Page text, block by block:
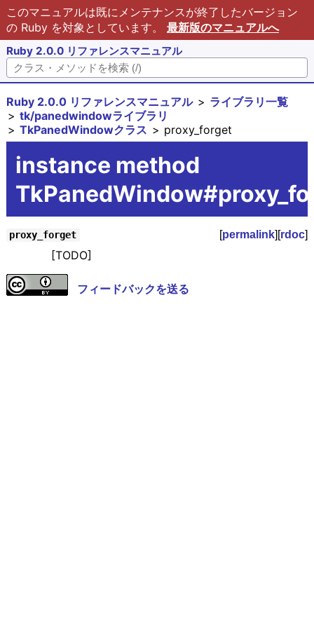
このマニュアルは既にメンテナンスが終了したバージョン
の Ruby を対象としています。 最新版のマニュアルへ
Ruby 2.0.0 リファレンスマニュアル
Ruby 2.0.0 リファレンスマニュアル
ライブラリ一覧
tk/panedwindowライブラリ
TkPanedWindowクラス
proxy_forget
instance method
proxy_forget [permalink][rdoc]
[TODO]
フィードバックを送る